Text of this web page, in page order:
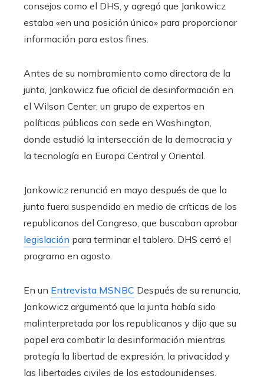
consejos como el DHS, y agregó que Jankowicz
estaba «en una posición única» para proporcionar
información para estos fines.
Antes de su nombramiento como directora de la
junta, Jankowicz fue oficial de desinformación en
el Wilson Center, un grupo de expertos en
políticas públicas con sede en Washington,
donde estudió la intersección de la democracia y
la tecnología en Europa Central y Oriental.
Jankowicz renunció en mayo después de que la
junta fuera suspendida en medio de críticas de los
republicanos del Congreso, que buscaban aprobar
legislación para terminar el tablero. DHS cerró el
programa en agosto.
En un Entrevista MSNBC Después de su renuncia,
Jankowicz argumentó que la junta había sido
malinterpretada por los republicanos y dijo que su
papel era combatir la desinformación mientras
protegía la libertad de expresión, la privacidad y
las libertades civiles de los estadounidenses.